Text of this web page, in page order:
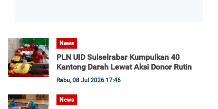
News
PLN UID Sulselrabar Kumpulkan 40
Kantong Darah Lewat Aksi Donor Rutin
Rabu, 08 Jul 2026 17:46
News